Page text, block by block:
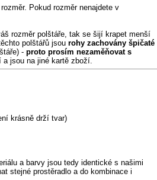
Pokud rozměr nenajdete v
rozměr polštáře, tak se šijí krapet menší
polštářů jsou rohy zachovány špičaté
-proto prosím nezaměňovat s
jsou na jiné kartě zboží.
krásně drží tvar)
a barvy jsou tedy identické s našimi
stejné prostěradlo a do kombinace i